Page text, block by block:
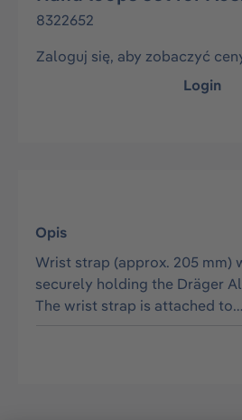
8322652
Zaloguj się, aby zobaczyć
Login
Opis
Wrist strap (approx. 205 mm)
securely holding the Dräger
The wrist strap is attached